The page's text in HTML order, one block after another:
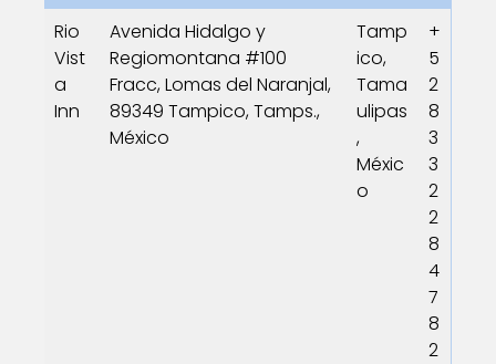
Rio
Vist
a
Inn
Avenida Hidalgo y
Regiomontana #100
Fracc, Lomas del Naranjal,
89349 Tampico, Tamps.,
México
Tamp
ico,
Tama
ulipas
,
Méxic
o
+
5
2
8
3
3
2
2
8
4
7
8
2